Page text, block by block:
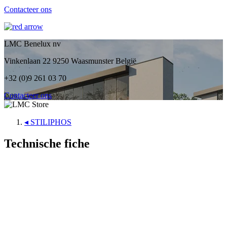
Contacteer ons
LMC Benelux nv
Vinkenlaan 22 9250 Waasmunster België
+32 (0)9 261 03 70
Contacteer ons
◂ STILIPHOS
Technische fiche